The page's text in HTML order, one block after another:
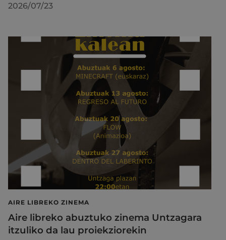
2026/07/23
AIRE LIBREKO ZINEMA
Aire libreko abuztuko zinema Untzagara
itzuliko da lau proiekziorekin